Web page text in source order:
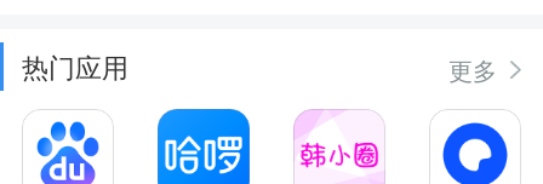
热门应用 更多